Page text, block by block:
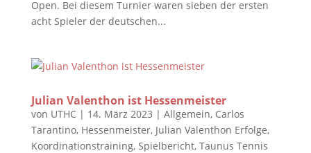
Open. Bei diesem Turnier waren sieben der ersten
acht Spieler der deutschen...
Julian Valenthon ist Hessenmeister
von UTHC| 14. März 2023 | Allgemein, Carlos
Tarantino, Hessenmeister, Julian Valenthon Erfolge,
Koordinationstraining, Spielbericht, Taunus Tennis